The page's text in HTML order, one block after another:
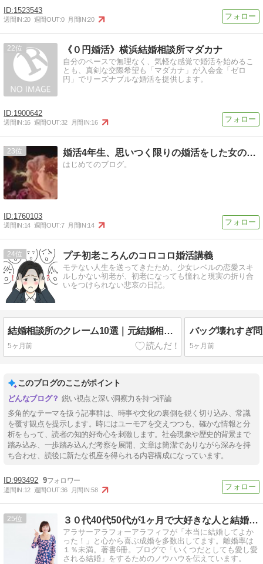
1523543
週間IN:20 週間OUT:0 月間IN:20
22 《０円婚活》横浜結婚相談所マダカナ
自分のペースで無理なく、気軽な感覚で婚活を始めるこ
とも、真剣な交際希望も「マダカナ」が入会金「ゼロ
円」でリーズナブルな婚活を提供します。
1900642
週間IN:16 週間OUT:32 月間IN:16
23 婚活4年生、思いつく限りの婚活をした女の活動記
はじめてのブログ。
1760103
週間IN:14 週間OUT:7 月間IN:14
24 プチ初老ころんのコロコロ婚活講義
モテない人生を送ってきたため、少女レベルの恋愛スキ
ルしかない初老が、初老になっても憧れと現実の折り合
いをつけられない悲哀の日記。
結婚相談所のクレーム10選｜元結婚相談員が見た実態
5ヶ月前 5ヶ月前
このブログのここがポイント
鋭い視点と深い洞察力を持つ評論
多角的なテーマを扱う記事群は、時事や文化の裏側を鋭く切り込み、常識
を覆す観点を提示します。時にはユーモアを交えつつも、確かな情報と分
析をもって、読者の知的好奇心を刺激します。社会現象や歴史的背景まで
踏み込み、一歩踏み込んだ考察を展開、文章は簡潔でありながら深みを持
ち合わせ、読後に新たな視座を得られる内容構成になっています。
993492 9
週間IN:12 週間OUT:36 月間IN:58
25 ３０代40代50代が1ヶ月で大好きな人と結婚！ハピ婚相談所
アラサーアラフォーアラフィフが「本当に結婚してよか
った！」と心から喜ぶ成婚を多数出してます。離婚率は
１％未満。著書6冊。ブログで「いくつだとしても愛し愛
される結婚」をするためのノウハウを伝えています。